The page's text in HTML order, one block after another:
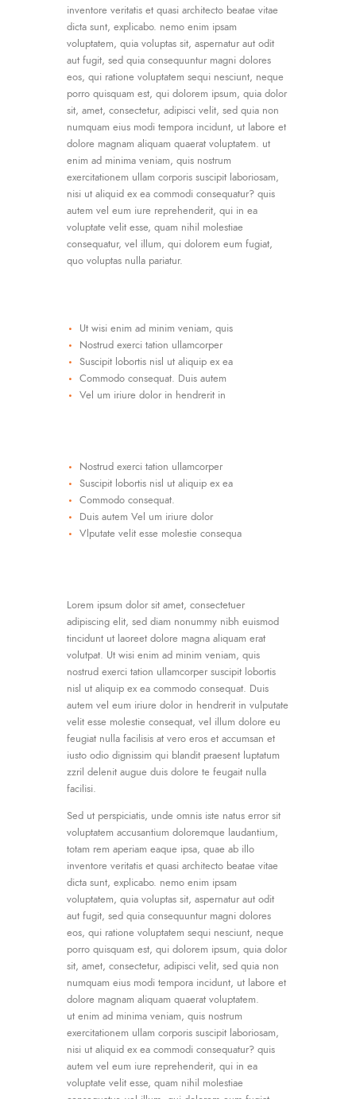
inventore veritatis et quasi architecto beatae vitae
dicta sunt, explicabo. nemo enim ipsam
voluptatem, quia voluptas sit, aspernatur aut odit
aut fugit, sed quia consequuntur magni dolores
eos, qui ratione voluptatem sequi nesciunt, neque
porro quisquam est, qui dolorem ipsum, quia dolor
sit, amet, consectetur, adipisci velit, sed quia non
numquam eius modi tempora incidunt, ut labore et
dolore magnam aliquam quaerat voluptatem. ut
enim ad minima veniam, quis nostrum
exercitationem ullam corporis suscipit laboriosam,
nisi ut aliquid ex ea commodi consequatur? quis
autem vel eum iure reprehenderit, qui in ea
voluptate velit esse, quam nihil molestiae
consequatur, vel illum, qui dolorem eum fugiat,
quo voluptas nulla pariatur.
Ut wisi enim ad minim veniam, quis
Nostrud exerci tation ullamcorper
Suscipit lobortis nisl ut aliquip ex ea
Commodo consequat. Duis autem
Vel um iriure dolor in hendrerit in
Nostrud exerci tation ullamcorper
Suscipit lobortis nisl ut aliquip ex ea
Commodo consequat.
Duis autem Vel um iriure dolor
Vlputate velit esse molestie consequa
Lorem ipsum dolor sit amet, consectetuer
adipiscing elit, sed diam nonummy nibh euismod
tincidunt ut laoreet dolore magna aliquam erat
volutpat. Ut wisi enim ad minim veniam, quis
nostrud exerci tation ullamcorper suscipit lobortis
nisl ut aliquip ex ea commodo consequat. Duis
autem vel eum iriure dolor in hendrerit in vulputate
velit esse molestie consequat, vel illum dolore eu
feugiat nulla facilisis at vero eros et accumsan et
iusto odio dignissim qui blandit praesent luptatum
zzril delenit augue duis dolore te feugait nulla
facilisi.
Sed ut perspiciatis, unde omnis iste natus error sit
voluptatem accusantium doloremque laudantium,
totam rem aperiam eaque ipsa, quae ab illo
inventore veritatis et quasi architecto beatae vitae
dicta sunt, explicabo. nemo enim ipsam
voluptatem, quia voluptas sit, aspernatur aut odit
aut fugit, sed quia consequuntur magni dolores
eos, qui ratione voluptatem sequi nesciunt, neque
porro quisquam est, qui dolorem ipsum, quia dolor
sit, amet, consectetur, adipisci velit, sed quia non
numquam eius modi tempora incidunt, ut labore et
dolore magnam aliquam quaerat voluptatem.
ut enim ad minima veniam, quis nostrum
exercitationem ullam corporis suscipit laboriosam,
nisi ut aliquid ex ea commodi consequatur? quis
autem vel eum iure reprehenderit, qui in ea
voluptate velit esse, quam nihil molestiae